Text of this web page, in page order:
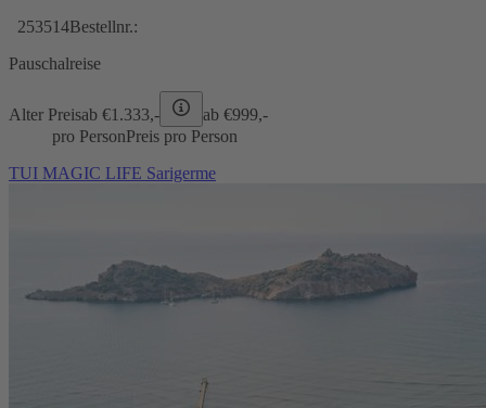
253514Bestellnr.:
Pauschalreise
Alter Preisab €1.333,- ab €999,-
pro PersonPreis pro Person
TUI MAGIC LIFE Sarigerme